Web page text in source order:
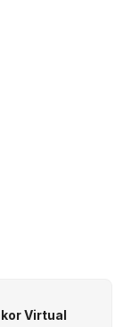
Virtual